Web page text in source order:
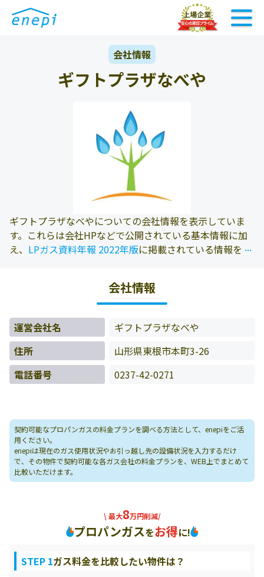
会社情報
ギフトプラザなべや
ギフトプラザなべやについての会社情報を表示していま
す。これらは会社HPなどで公開されている基本情報に加
え、 LPガス資料年報 2022年版に掲載されている情報を参
...
...
会社情報
運営会社名
ギフトプラザなべや
住所
山形県東根市本町3-26
電話番号
0237-42-0271
契約可能なプロパンガスの料金プランを調べる方法として、enepiをご活
用ください。
enepiは現在のガス使用状況やお引っ越し先の設備状況を入力するだけ
で、その物件で契約可能な各ガス会社の料金プランを、WEB上でまとめて
比較いただけます。
\ 最大8万円削減/
プロパンガスをお得に!
STEP 1ガス料金を比較したい物件は？